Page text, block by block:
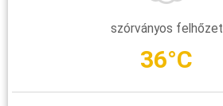
szórványos felhőzet
36°C